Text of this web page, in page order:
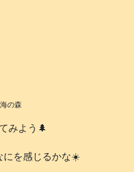
の森
みよう🌲
にを感じるかな☀️